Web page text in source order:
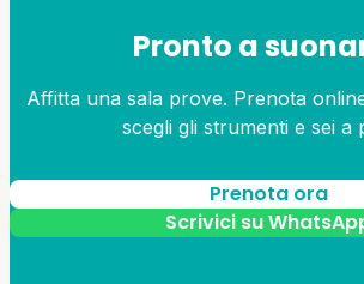
Pronto a
Affitta una sala prove. Prenota
scegli gli strumenti e sei a
Prenota ora
Scrivici su